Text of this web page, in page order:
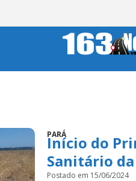
PARÁ
Início do
Sanitário
Postado em 15/06/2024